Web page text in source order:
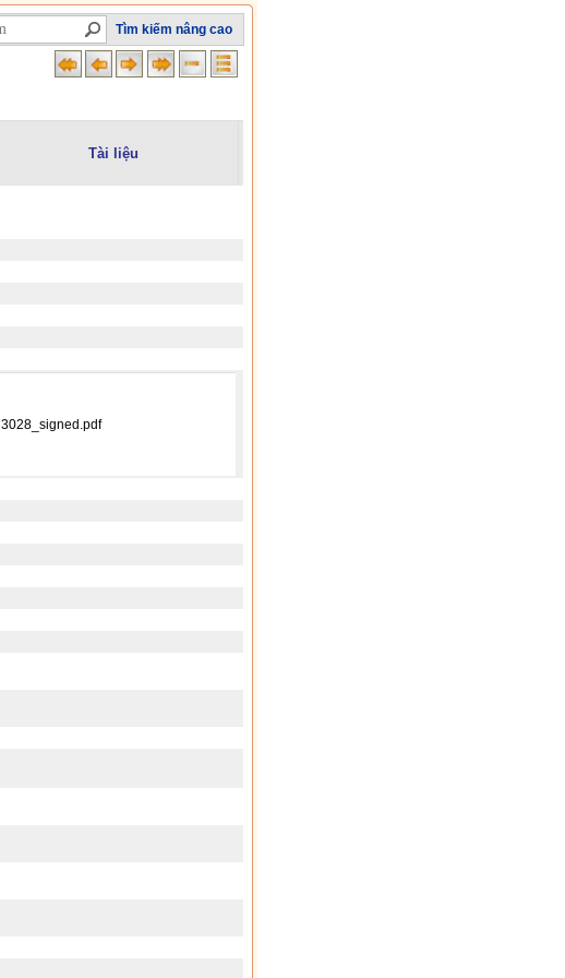
Tìm kiếm nâng cao
Tài liệu
3028_signed.pdf